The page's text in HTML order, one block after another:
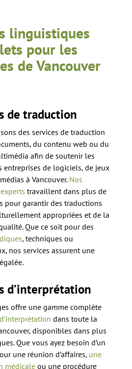
linguistiques
pour les
de Vancouver
de traduction
des services de traduction
du contenu web ou du
afin de soutenir les
entreprises de logiciels, de jeux
à Vancouver. Nos
travaillent dans plus de
pour garantir des traductions
appropriées et de la
Que ce soit pour des
, techniques ou
nos services assurent une
d’interprétation
offre une gamme complète
dans toute la
disponibles dans plus
Que vous ayez besoin d’un
une réunion d’affaires, une
médicaleou une procédure